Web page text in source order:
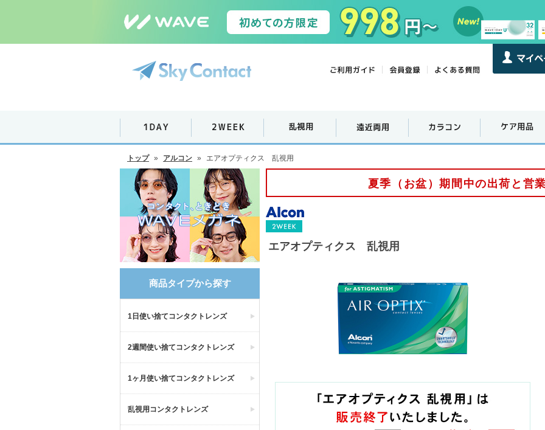
トップ » アルコン » エアオプティクス 乱視用
商品タイプから探す
1日使い捨てコンタクトレンズ
2週間使い捨てコンタクトレンズ
1ヶ月使い捨てコンタクトレンズ
乱視用コンタクトレンズ
夏季（お盆）期間中の出荷と営
エアオプティクス 乱視用